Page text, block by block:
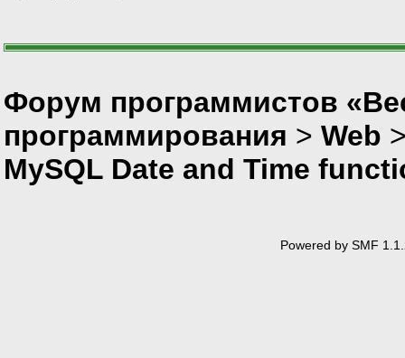
Форум программистов
программирования > Web
MySQL Date and Time
Powered by SMF